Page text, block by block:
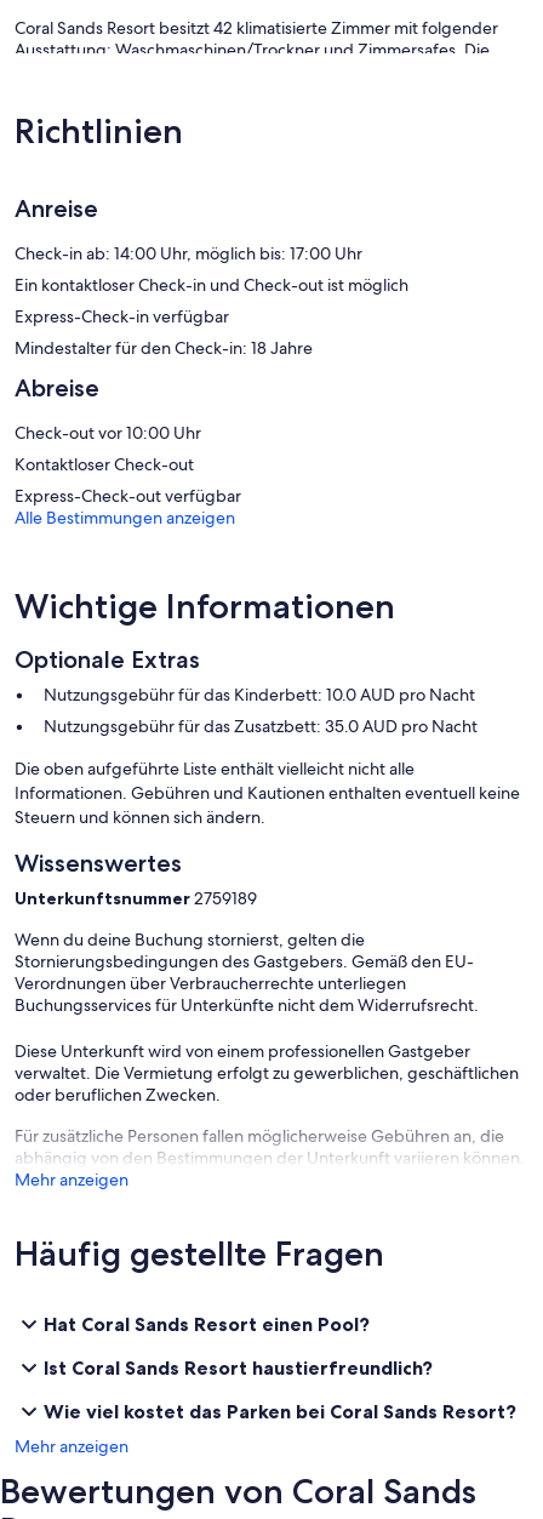
Coral Sands Resort besitzt 42 klimatisierte Zimmer mit folgender
Ausstattung: Waschmaschinen/Trockner und Zimmersafes. Die
bietet Wohneinheiten mit Küchen, zu deren Ausstattung große
Kühlschränke/Gefrierfächer, Herdplatte, Mikrowelle und separate
Dieses Aparthotel in Cairns bietet dir einen kostenlosen WLAN-
stehen 40-Zoll-LCD-Fernseher mit Digitalempfang zur Verfügung.
Alle Zimmer verfügen außerdem über Wasserkocher mit
Kaffee-/Teezubehör und Bügeleisen/Bügelbretter. Der
Reinigungsservice wird wöchentlich angeboten.
Richtlinien
Anreise
Check-in ab: 14:00 Uhr, möglich bis: 17:00 Uhr
Ein kontaktloser Check-in und Check-out ist möglich
Express-Check-in verfügbar
Mindestalter für den Check-in: 18 Jahre
Abreise
Check-out vor 10:00 Uhr
Kontaktloser Check-out
Express-Check-out verfügbar
Alle Bestimmungen anzeigen
Wichtige Informationen
Optionale Extras
Nutzungsgebühr für das Kinderbett: 10.0 AUD pro Nacht
Nutzungsgebühr für das Zusatzbett: 35.0 AUD pro Nacht
Die oben aufgeführte Liste enthält vielleicht nicht alle
Informationen. Gebühren und Kautionen enthalten eventuell keine
Steuern und können sich ändern.
Wissenswertes
Unterkunftsnummer2759189
Wenn du deine Buchung stornierst, gelten die
Stornierungsbedingungen des Gastgebers. Gemäß den EU-
Verordnungen über Verbraucherrechte unterliegen
Buchungsservices für Unterkünfte nicht dem Widerrufsrecht.
Diese Unterkunft wird von einem professionellen Gastgeber
verwaltet. Die Vermietung erfolgt zu gewerblichen, geschäftlichen
oder beruflichen Zwecken.
Für zusätzliche Personen fallen möglicherweise Gebühren an, die
abhängig von den Bestimmungen der Unterkunft variieren können.
Mehr anzeigen
Häufig gestellte Fragen
Hat Coral Sands Resort einen Pool?
Ist Coral Sands Resort haustierfreundlich?
Wie viel kostet das Parken bei Coral Sands Resort?
Mehr anzeigen
Bewertungen von Coral Sands